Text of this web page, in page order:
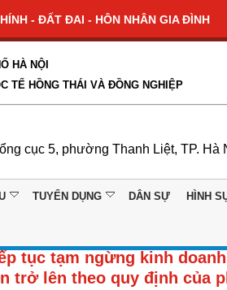
- ĐẤT ĐAI - HÔN NHÂN GIA ĐÌNH
HÀ NỘI
TẾ HỒNG THÁI VÀ ĐỒNG NGHIỆP
cục 5, phường Thanh Liệt, TP. Hà
TUYỂN DỤNG DÂN SỰ HÌNH
tục tạm ngừng kinh
trở lên theo quy định của